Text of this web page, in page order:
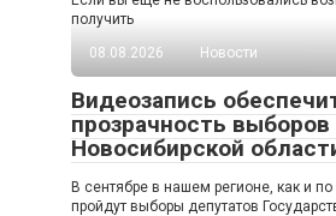
получить
08.08.2026
Новости
Видеозапись
прозрачность
Новосибирской
В сентябре в нашем регионе, как и по
пройдут выборы депутатов